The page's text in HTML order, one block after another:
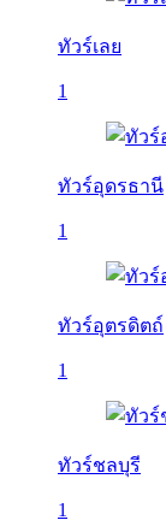
ทัวร์เลย
1
ทัวร์อุดรธานี
1
ทัวร์อุตรดิตถ์
1
ทัวร์ชลบุรี
1